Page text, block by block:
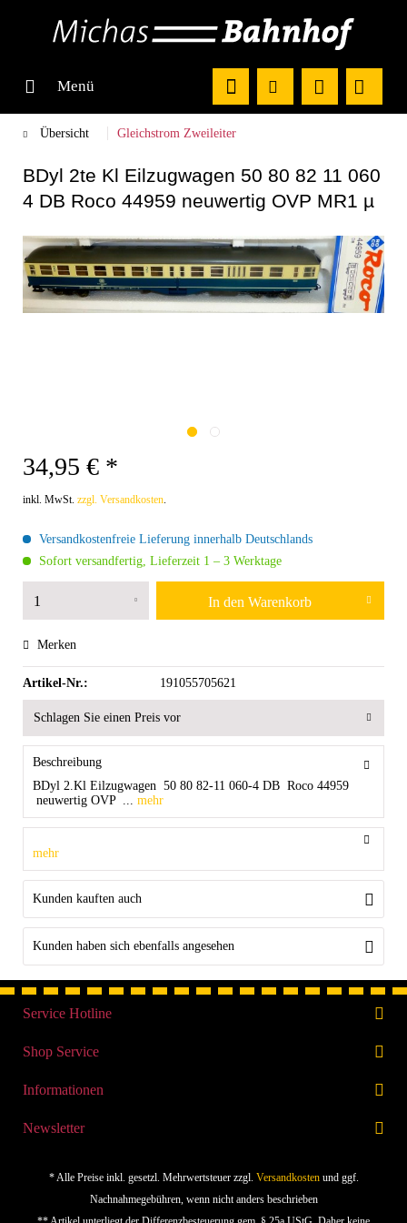
Menü
Übersicht Gleichstrom Zweileiter
BDyl 2te Kl Eilzugwagen 50 80 82 11 060
4 DB Roco 44959 neuwertig OVP MR1 µ
34,95 € *
inkl. MwSt. zzgl. Versandkosten.
Versandkostenfreie Lieferung innerhalb Deutschlands
Sofort versandfertig, Lieferzeit 1 – 3 Werktage
In den Warenkorb
Merken
Artikel-Nr.: 191055705621
Schlagen Sie einen Preis vor
Beschreibung
BDyl 2.Kl Eilzugwagen 50 80 82-11 060-4 DB Roco 44959
neuwertig OVP ... mehr
mehr
Kunden kauften auch
Kunden haben sich ebenfalls angesehen
Service Hotline
Shop Service
Informationen
Newsletter
* Alle Preise inkl. gesetzl. Mehrwertsteuer zzgl. Versandkostenund ggf.
Nachnahmegebühren, wenn nicht anders beschrieben